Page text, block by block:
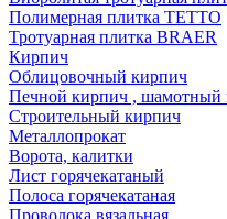
Полимерная плитка TETTO
Тротуарная плитка BRAER
Кирпич
Облицовочный кирпич
Печной кирпич , шамотный
Строительный кирпич
Металлопрокат
Ворота, калитки
Лист горячекатаный
Полоса горячекатаная
Проволока вязальная